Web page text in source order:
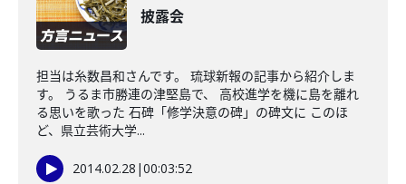
披露会
担当は糸数昌和さんです。 琉球新報の記事から紹介しま
す。 うるま市勝連の津堅島で、 高校進学を機に島を離れ
る思いを歌った 石碑「修学決意の碑」の碑文に このほ
ど、県立芸術大学...
2014.02.28 |00:03:52